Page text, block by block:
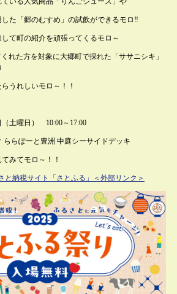
た「郷のむすめ」の試飲ができるモロ‼
て町の紹介を頑張ってくるモロ～
れた方を対象に大郷町で採れた「ササニシキ」
うれしいモロ～！！
土曜日） 10:00～17:00
らぽーと豊洲 中庭シーサイドデッキ
みてモロ～！！
と納税サイト「さとふる」 ＜外部リンク＞